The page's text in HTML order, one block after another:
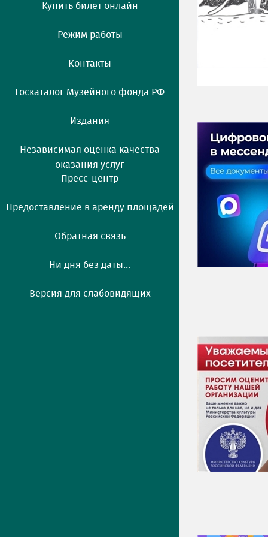
Купить билет онлайн
Режим работы
Контакты
Госкаталог Музейного фонда РФ
Издания
Независимая оценка качества
оказания услуг
Пресс-центр
Предоставление в аренду площадей
Обратная связь
Ни дня без даты...
Версия для слабовидящих